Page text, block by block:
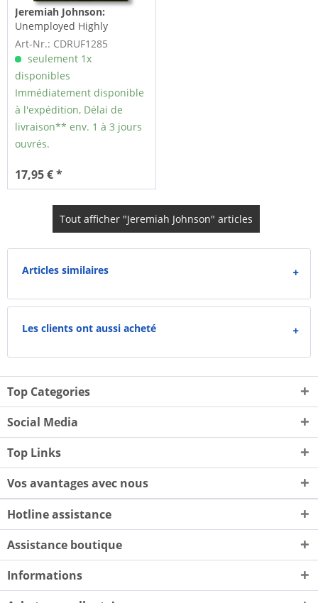
Jeremiah Johnson:
Unemployed Highly
Annoyed (CD)
Art-Nr.: CDRUF1285
seulement 1x
disponibles
Immédiatement disponible
à l'expédition, Délai de
livraison** env. 1 à 3 jours
ouvrés.
17,95 € *
Tout afficher "Jeremiah Johnson" articles
Articles similaires
Les clients ont aussi acheté
Top Categories
Social Media
Top Links
Vos avantages avec nous
Hotline assistance
Assistance boutique
Informations